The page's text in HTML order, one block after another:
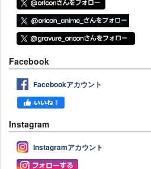
Facebook
Facebookアカウント
Instagram
Instagramアカウント